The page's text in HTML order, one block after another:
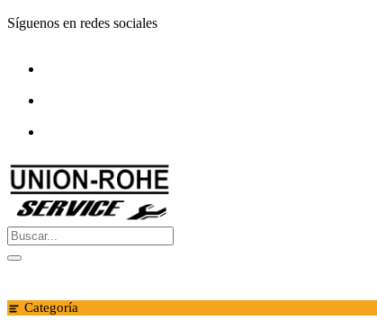
Saltar
al
Síguenos en redes sociales
Categoría